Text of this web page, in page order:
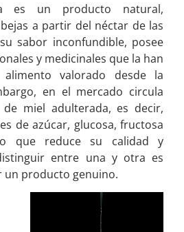
es un producto natural,
a partir del néctar de las
sabor inconfundible, posee
y medicinales que la han
valorado desde la
en el mercado circula
miel adulterada, es decir,
de azúcar, glucosa, fructosa
que reduce su calidad y
entre una y otra es
un producto genuino.